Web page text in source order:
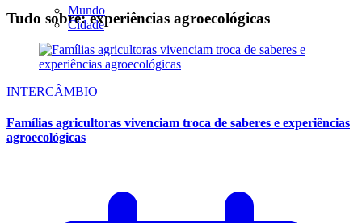
Mundo
Cidade
Tudo sobre: experiências agroecológicas
INTERCÂMBIO
Famílias agricultoras vivenciam troca de saberes e experiências
agroecológicas